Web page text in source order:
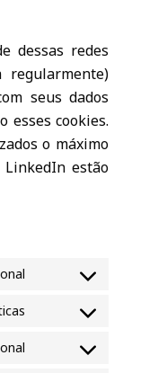
dessas redes
seus dados
esses cookies.
o máximo
LinkedIn estão
Consent
Consent
Consent